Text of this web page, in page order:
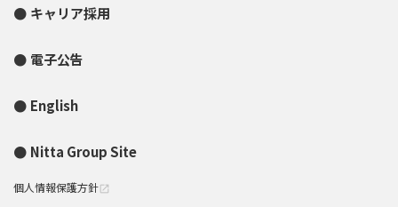
キャリア採用
電子公告
English
Nitta Group Site
個人情報保護方針open_in_new